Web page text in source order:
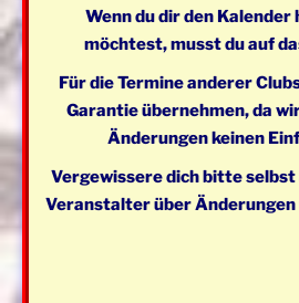
Wenn du dir den
möchtest, musst du auf
Für die Termine anderer
Garantie übernehmen, da
Änderungen keinen
Vergewissere dich bitte selbst
Veranstalter über